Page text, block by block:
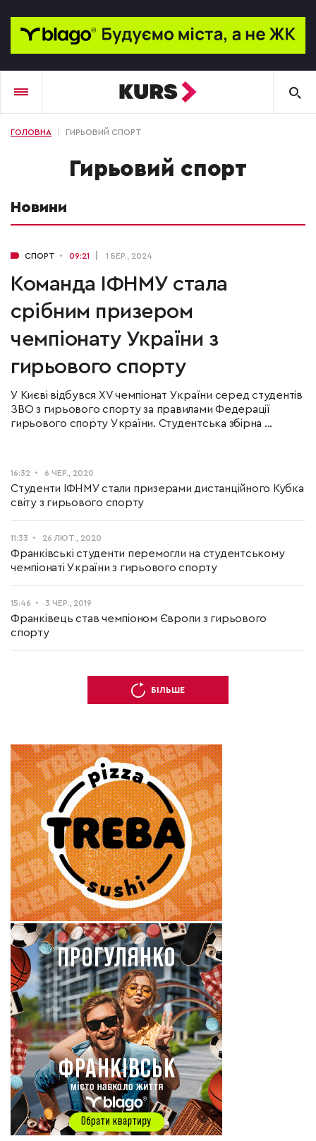
ГОЛОВНА ГИРЬОВИЙ СПОРТ
гирьовий спорт
Новини
СПОРТ 09:21 1 БЕР., 2024
Команда ІФНМУ стала
срібним призером
чемпіонату України з
гирьового спорту
У Києві відбувся XV чемпіонат України серед студентів
ЗВО з гирьового спорту за правилами Федерації
гирьового спорту України. Студентська збірна ...
16:32 6 ЧЕР., 2020
Студенти ІФНМУ стали призерами дистанційного Кубка
світу з гирьового спорту
11:33 26 ЛЮТ., 2020
Франківські студенти перемогли на студентському
чемпіонаті України з гирьового спорту
15:46 3 ЧЕР., 2019
Франківець став чемпіоном Європи з гирьового
спорту
БІЛЬШЕ